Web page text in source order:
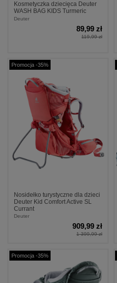
Kosmetyczka dziecięca Deuter
WASH BAG KIDS Turmeric
Deuter
89,99 zł
119,99 zł
Promocja -35%
Nosidełko turystyczne dla dzieci
Deuter Kid Comfort Active SL
Currant
Deuter
909,99 zł
1 399,99 zł
Promocja -35%